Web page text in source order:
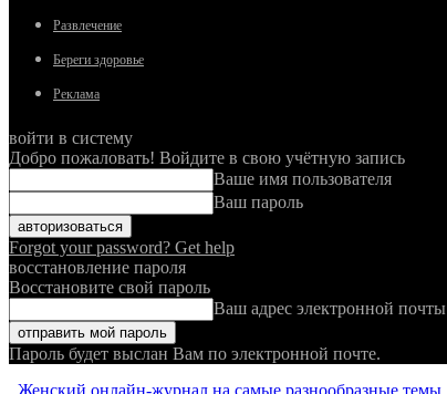
Развлечение
Береги здоровье
Реклама
войти в систему
Добро пожаловать! Войдите в свою учётную запись
Ваше имя пользователя
Ваш пароль
Forgot your password? Get help
восстановление пароля
Восстановите свой пароль
Ваш адрес электронной почты
Пароль будет выслан Вам по электронной почте.
Женский онлайн-журнал на самые разнообразные темы